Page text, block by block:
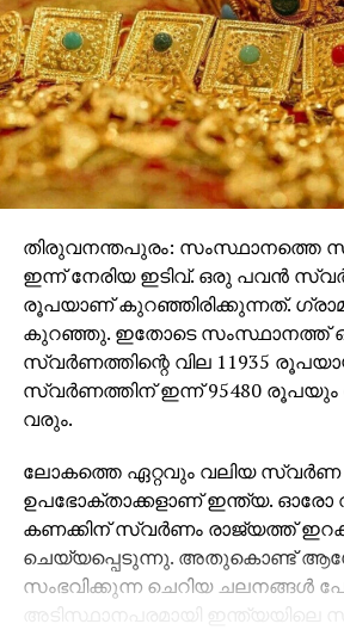
RELATED TOPICS:
UP NEXT
വിന്‍/ഡ്രോ: ബ്ലാസ്‌റ്റേര്‍സ്-
രണ്ടാമങ്കമിന്ന്
DON'T MISS
അര്‍ഹന്‍ 100 %
തിരുവനന്തപുരം: സംസ്ഥാനത്തെ
ഇന്ന് നേരിയ ഇടിവ്. ഒരു പവന്‍
രൂപയാണ് കുറഞ്ഞിരിക്കുന്നത്.
കുറഞ്ഞു. ഇതോടെ സംസ്ഥാനത്ത്
സ്വര്‍ണത്തിന്റെ വില 11935
സ്വര്‍ണത്തിന് ഇന്ന് 95480 രൂപയും
വരും.
ലോകത്തെ ഏറ്റവും വലിയ സ്വര്‍ണ
ഉപഭോക്താക്കളാണ് ഇന്ത്യ.
കണക്കിന് സ്വര്‍ണം രാജ്യത്ത്
ചെയ്യപ്പെടുന്നു. അതുകൊണ്ട്
സംഭവിക്കുന്ന ചെറിയ ചലനങ്ങള്‍
അടിസ്ഥാനപരമായി ഇന്ത്യയിലെ